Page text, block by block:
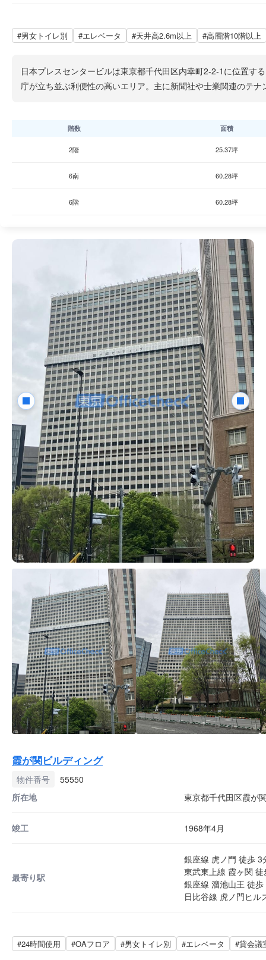
#男女トイレ別 #エレベータ #天井高2.6m以上 #高層階10階以上
日本プレスセンタービルは東京都千代田区内幸町2-2-1に位置す
庁が立ち並ぶ利便性の高いエリア。主に新聞社や士業関連のテ
階数 面積
2階 25.37坪
6南 60.28坪
6階 60.28坪
霞が関ビルディング
物件番号
55550
所在地
東京都千代田区霞が
竣工 1968年4月
最寄り駅
銀座線 虎ノ門 徒歩 3
東武東上線 霞ヶ関
銀座線 溜池山王 徒歩
日比谷線 虎ノ門ヒル
#24時間使用 #OAフロア #男女トイレ別 #エレベータ #貸会議